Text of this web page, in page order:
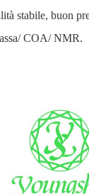
stabile, buon
COA/ NMR.